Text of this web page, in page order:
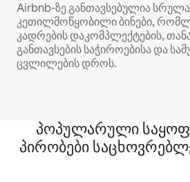
Airbnb‑ზე განთავსებულია
კეთილმოწყობილი ბინები,
კადრების დაკომპლექტების,
განთავსების საჭიროებისა და
ცვლილების დროს.
პოპულარული
პირობები